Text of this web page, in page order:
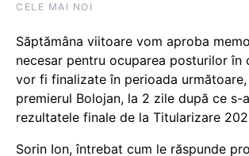
CELE MAI NOI
Săptămâna viitoare vom aproba
necesar pentru ocuparea posturilor în
vor fi finalizate în perioada următoare,
premierul Bolojan, la 2 zile după ce s-
rezultatele finale de la Titularizare
Sorin Ion, întrebat cum le răspunde